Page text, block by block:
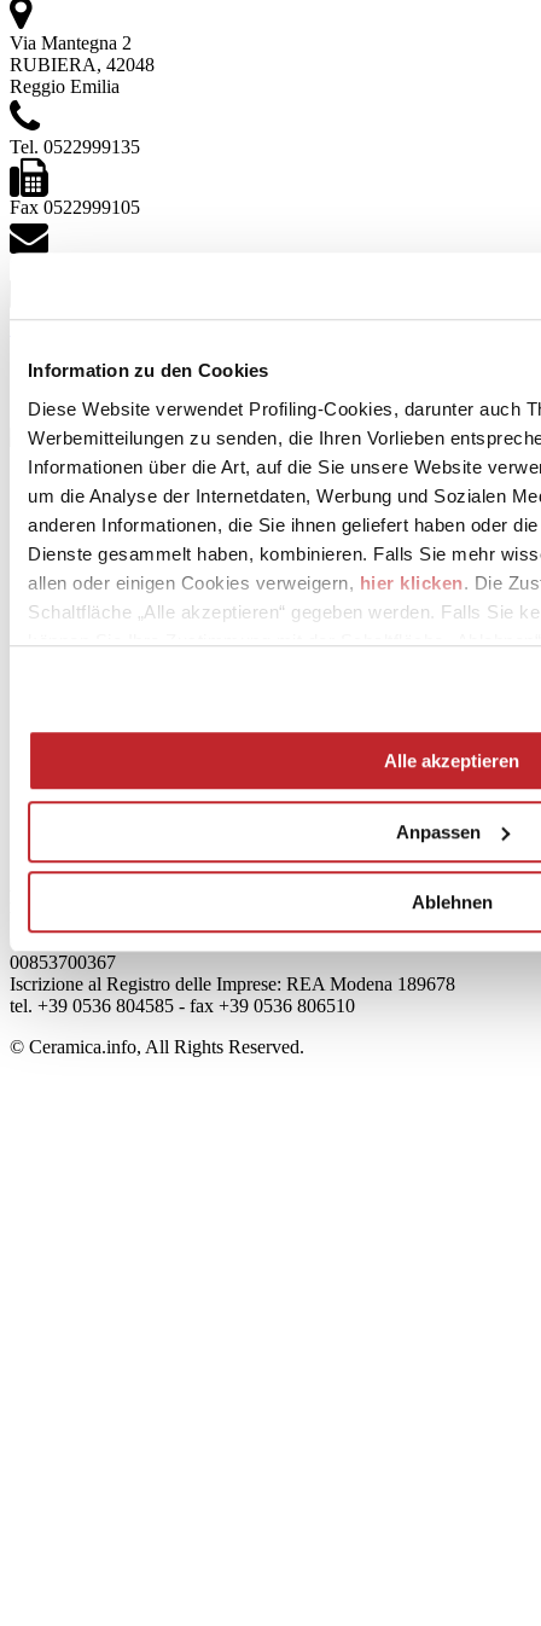
Information zu den Cookies
Diese Website verwendet Profiling-Cookies, darunter auch
Werbemitteilungen zu senden, die Ihren Vorlieben
Informationen über die Art, auf die Sie unsere Website
um die Analyse der Internetdaten, Werbung und Sozialen
anderen Informationen, die Sie ihnen geliefert haben oder
Dienste gesammelt haben, kombinieren. Falls Sie mehr
allen oder einigen Cookies verweigern, hier klicken. Die
Schaltfläche „Alle akzeptieren“ gegeben werden. Falls Sie
können Sie Ihre Zustimmung mit der Schaltfläche
Alle akzeptieren
Anpassen
Ablehnen
Via Mantegna 2
RUBIERA, 42048
Reggio Emilia
Tel. 0522999135
Fax 0522999105
Articoli
Mog 231/01
Credits
Capitale Sociale: 2.500.000 euro - Codice fiscale e P.IVA
00853700367
Iscrizione al Registro delle Imprese: REA Modena 189678
tel. +39 0536 804585 - fax +39 0536 806510
© Ceramica.info, All Rights Reserved.